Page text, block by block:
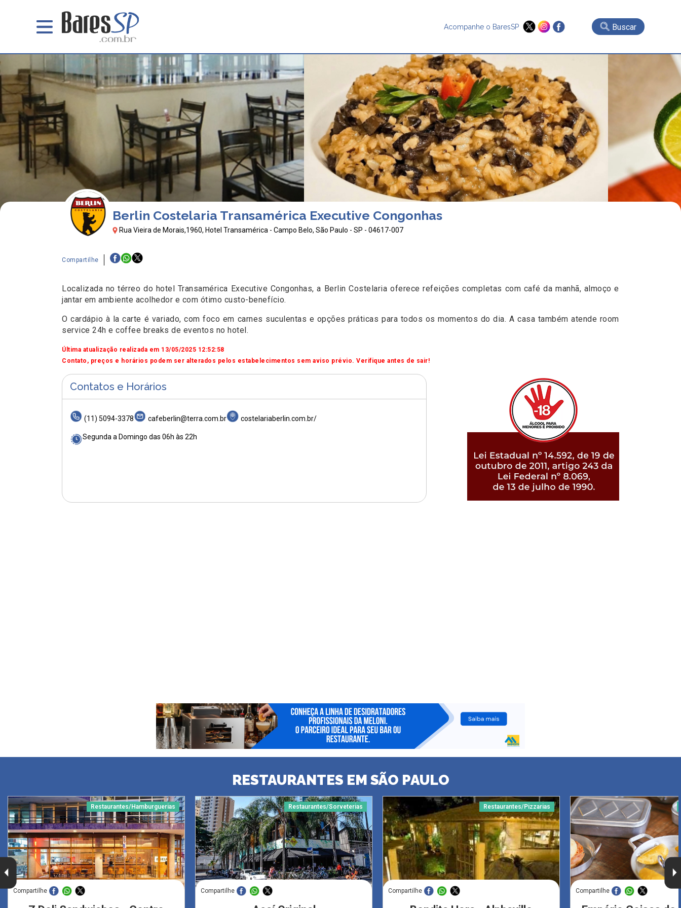
Acompanhe o BaresSP Buscar
Berlin Costelaria Transamérica Executive Congonhas
Rua Vieira de Morais,1960, Hotel Transamérica - Campo Belo, São Paulo - SP - 04617-007
Compartilhe
Localizada no térreo do hotel Transamérica Executive Congonhas, a Berlin Costelaria oferece refeições completas com café da manhã, almoço e
jantar em ambiente acolhedor e com ótimo custo-benefício.
O cardápio à la carte é variado, com foco em carnes suculentas e opções práticas para todos os momentos do dia. A casa também atende room
service 24h e coffee breaks de eventos no hotel.
Última atualização realizada em 13/05/2025 12:52:58
Contato, preços e horários podem ser alterados pelos estabelecimentos sem aviso prévio. Verifique antes de sair!
Contatos e Horários
(11) 5094-3378 cafeberlin@terra.com.br costelariaberlin.com.br/
Segunda a Domingo das 06h às 22h
RESTAURANTES EM SÃO PAULO
Restaurantes/Hamburguerias
Compartilhe
Restaurantes/Sorveterias
Compartilhe
Restaurantes/Pizzarias
Compartilhe Compartilhe